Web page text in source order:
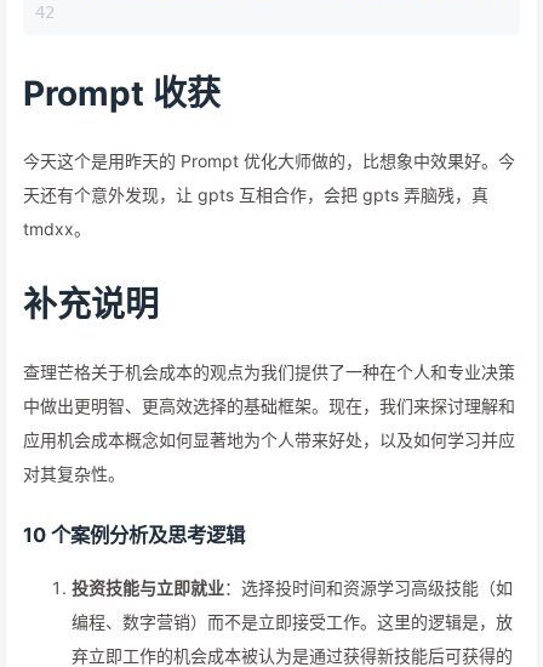
42
Prompt 收获
今天这个是用昨天的 Prompt 优化大师做的，比想象中效果好。今
天还有个意外发现，让 gpts 互相合作，会把 gpts 弄脑残，真
tmdxx。
补充说明
查理芒格关于机会成本的观点为我们提供了一种在个人和专业决策
中做出更明智、更高效选择的基础框架。现在，我们来探讨理解和
应用机会成本概念如何显著地为个人带来好处，以及如何学习并应
对其复杂性。
10 个案例分析及思考逻辑
投资技能与立即就业：选择投时间和资源学习高级技能（如
编程、数字营销）而不是立即接受工作。这里的逻辑是，放
弃立即工作的机会成本被认为是通过获得新技能后可获得的